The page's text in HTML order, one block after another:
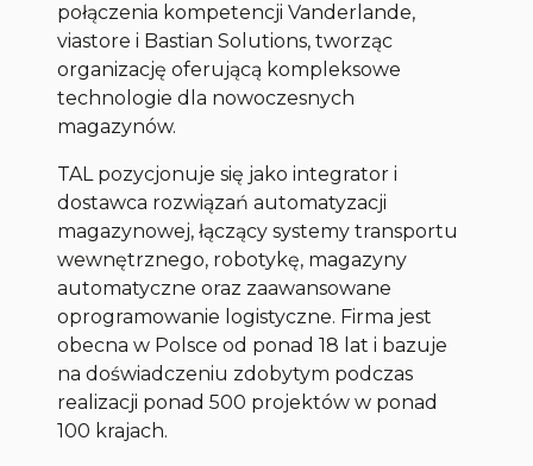
połączenia kompetencji Vanderlande,
viastore i Bastian Solutions, tworząc
organizację oferującą kompleksowe
technologie dla nowoczesnych
magazynów.
TAL pozycjonuje się jako integrator i
dostawca rozwiązań automatyzacji
magazynowej, łączący systemy transportu
wewnętrznego, robotykę, magazyny
automatyczne oraz zaawansowane
oprogramowanie logistyczne. Firma jest
obecna w Polsce od ponad 18 lat i bazuje
na doświadczeniu zdobytym podczas
realizacji ponad 500 projektów w ponad
100 krajach.